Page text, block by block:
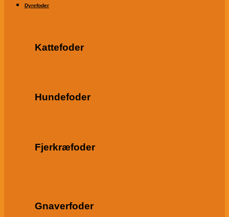
Dyrefoder
Kattefoder
Hundefoder
Fjerkræfoder
Gnaverfoder